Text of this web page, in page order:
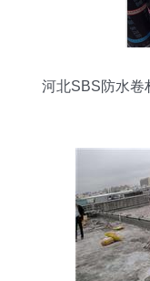
河北SBS防水卷